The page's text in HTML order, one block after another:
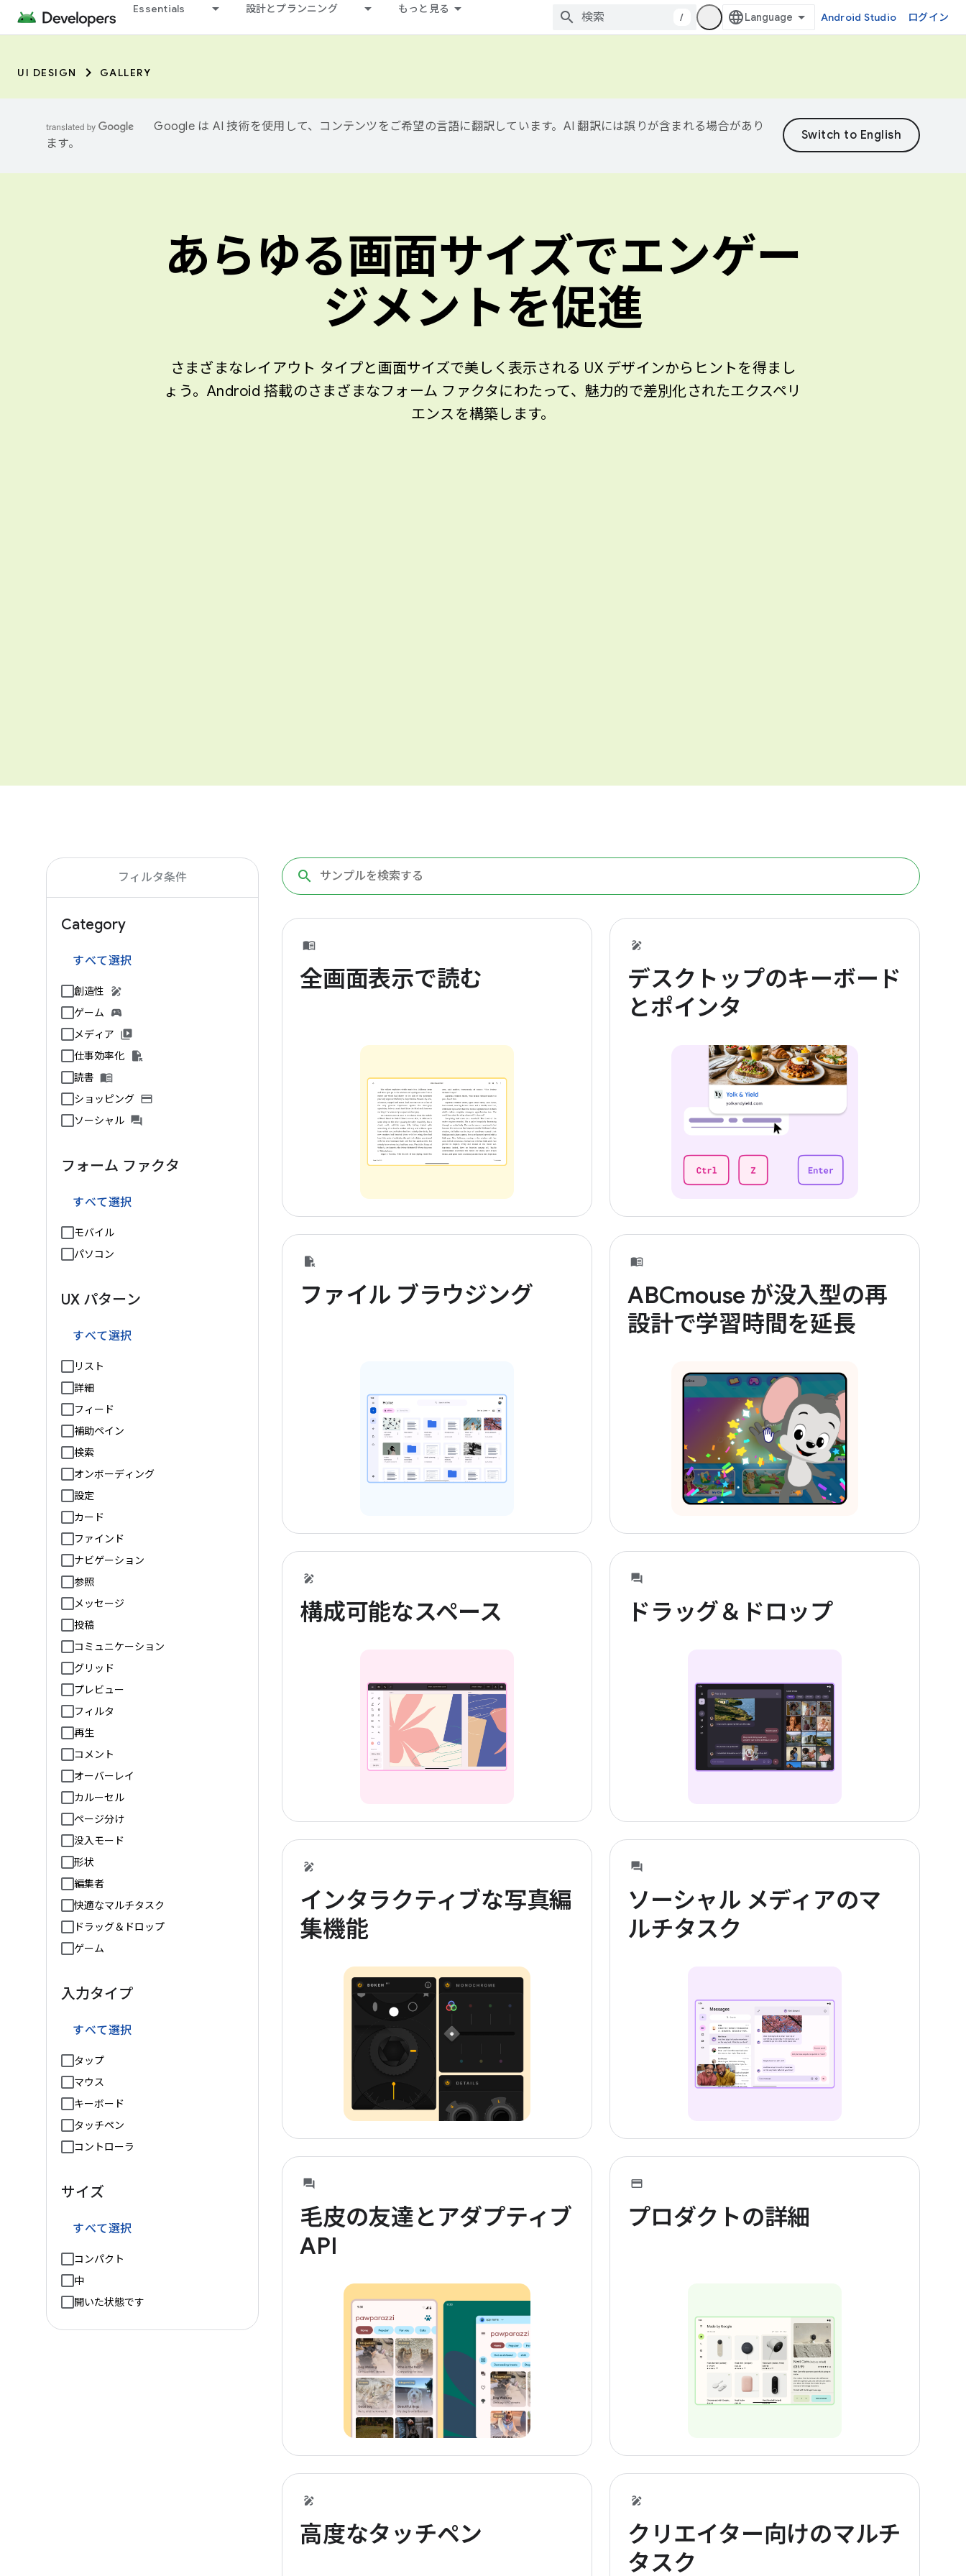
Essentials 設計とプランニング もっと見る
/ Android Studio ログイン
UI DESIGN GALLERY
Google は AI 技術を使用して、コンテンツをご希望の言語に翻訳しています。AI 翻訳には誤りが含まれる場合があり
ます。
あらゆる画面サイズでエンゲー
ジメントを促進
さまざまなレイアウト タイプと画面サイズで美しく表示される UX デザインからヒントを得まし
ょう。Android 搭載のさまざまなフォーム ファクタにわたって、魅力的で差別化されたエクスペリ
エンスを構築します。
フィルタ条件
Category
すべて選択
創造性
ゲーム
メディア
仕事効率化
読書
ショッピング
ソーシャル
フォーム ファクタ
すべて選択
モバイル
パソコン
UX パターン
すべて選択
リスト
詳細
フィード
補助ペイン
検索
オンボーディング
設定
カード
ファインド
ナビゲーション
参照
メッセージ
投稿
コミュニケーション
グリッド
プレビュー
フィルタ
再生
コメント
オーバーレイ
カルーセル
ページ分け
没入モード
形状
編集者
快適なマルチタスク
ドラッグ＆ドロップ
ゲーム
入力タイプ
すべて選択
タップ
マウス
キーボード
タッチペン
コントローラ
サイズ
すべて選択
コンパクト
中
開いた状態です
全画面表示で読む
デスクトップのキーボード
とポインタ
ファイル ブラウジング
ABCmouse が没入型の再
設計で学習時間を延長
構成可能なスペース ドラッグ＆ドロップ
インタラクティブな写真編
集機能
ソーシャル メディアのマ
ルチタスク
毛皮の友達とアダプティブ
API
プロダクトの詳細
高度なタッチペン
クリエイター向けのマルチ
タスク